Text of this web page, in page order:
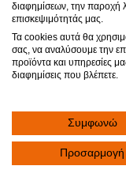
Συχνές Ερωτήσεις
Blog
διαφημίσεων, την παροχή
επισκεψιμότητάς μας.
Τα cookies αυτά θα
σας, να αναλύσουμε την
προϊόντα και υπηρεσίες
διαφημίσεις που βλέπετε.
Συμφωνώ
Προσαρμογή